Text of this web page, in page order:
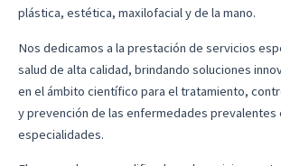
plástica, estética, maxilofacial y de la mano.
Nos dedicamos a la prestación de servicios
salud de alta calidad, brindando soluciones
en el ámbito científico para el tratamiento,
y prevención de las enfermedades prevalentes
especialidades.